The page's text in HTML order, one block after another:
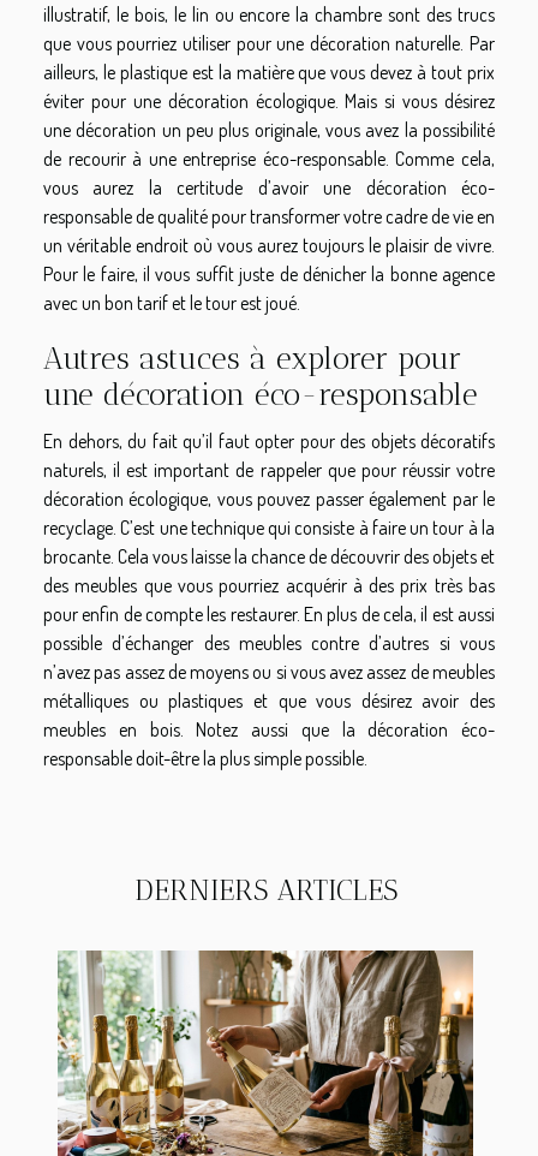
illustratif, le bois, le lin ou encore la chambre sont des trucs
que vous pourriez utiliser pour une décoration naturelle. Par
ailleurs, le plastique est la matière que vous devez à tout prix
éviter pour une décoration écologique. Mais si vous désirez
une décoration un peu plus originale, vous avez la possibilité
de recourir à une entreprise éco-responsable. Comme cela,
vous aurez la certitude d’avoir une décoration éco-
responsable de qualité pour transformer votre cadre de vie en
un véritable endroit où vous aurez toujours le plaisir de vivre.
Pour le faire, il vous suffit juste de dénicher la bonne agence
avec un bon tarif et le tour est joué.
Autres astuces à explorer pour
une décoration éco-responsable
En dehors, du fait qu’il faut opter pour des objets décoratifs
naturels, il est important de rappeler que pour réussir votre
décoration écologique, vous pouvez passer également par le
recyclage. C’est une technique qui consiste à faire un tour à la
brocante. Cela vous laisse la chance de découvrir des objets et
des meubles que vous pourriez acquérir à des prix très bas
pour enfin de compte les restaurer. En plus de cela, il est aussi
possible d’échanger des meubles contre d’autres si vous
n’avez pas assez de moyens ou si vous avez assez de meubles
métalliques ou plastiques et que vous désirez avoir des
meubles en bois. Notez aussi que la décoration éco-
responsable doit-être la plus simple possible.
DERNIERS ARTICLES